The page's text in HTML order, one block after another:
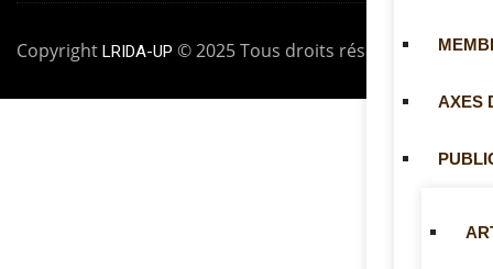
AXES
Copyright LRIDA-UP © 2025 Tous droits réservés